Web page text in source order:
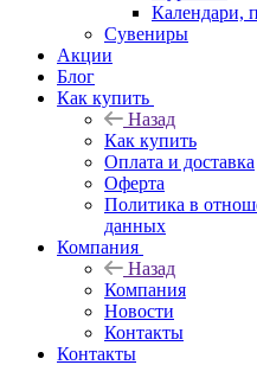
Календари,
Сувениры
Акции
Блог
Как купить
Назад
Как купить
Оплата и доставка
Оферта
Политика в
данных
Компания
Назад
Компания
Новости
Контакты
Контакты